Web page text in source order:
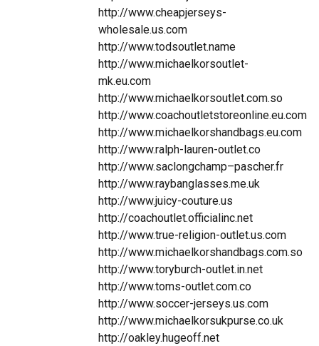
http://www.cheapjerseys-
wholesale.us.com
http://www.todsoutlet.name
http://www.michaelkorsoutlet-
mk.eu.com
http://www.michaelkorsoutlet.com.so
http://www.coachoutletstoreonline.eu.com
http://www.michaelkorshandbags.eu.com
http://www.ralph-lauren-outlet.co
http://www.saclongchamp–pascher.fr
http://www.raybanglasses.me.uk
http://www.juicy-couture.us
http://coachoutlet.officialinc.net
http://www.true-religion-outlet.us.com
http://www.michaelkorshandbags.com.so
http://www.toryburch-outlet.in.net
http://www.toms-outlet.com.co
http://www.soccer-jerseys.us.com
http://www.michaelkorsukpurse.co.uk
http://oakley.hugeoff.net